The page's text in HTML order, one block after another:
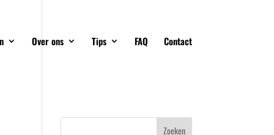
Over ons Tips FAQ Contact